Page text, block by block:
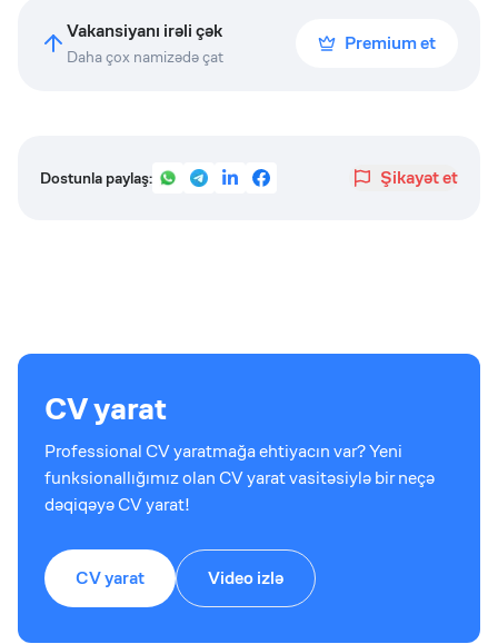
Vakansiyanı irəli çək
Daha çox namizədə çat
Premium et
Dostunla paylaş: Şikayət et
CV yarat
Professional CV yaratmağa ehtiyacın var? Yeni
funksionallığımız olan CV yarat vasitəsiylə bir neçə
dəqiqəyə CV yarat!
CV yarat Video izlə